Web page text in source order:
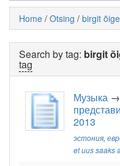
Home / Otsing / birgit
Search by tag: birgit
tag
Музыка →
2013
эстония,
et uus saaks